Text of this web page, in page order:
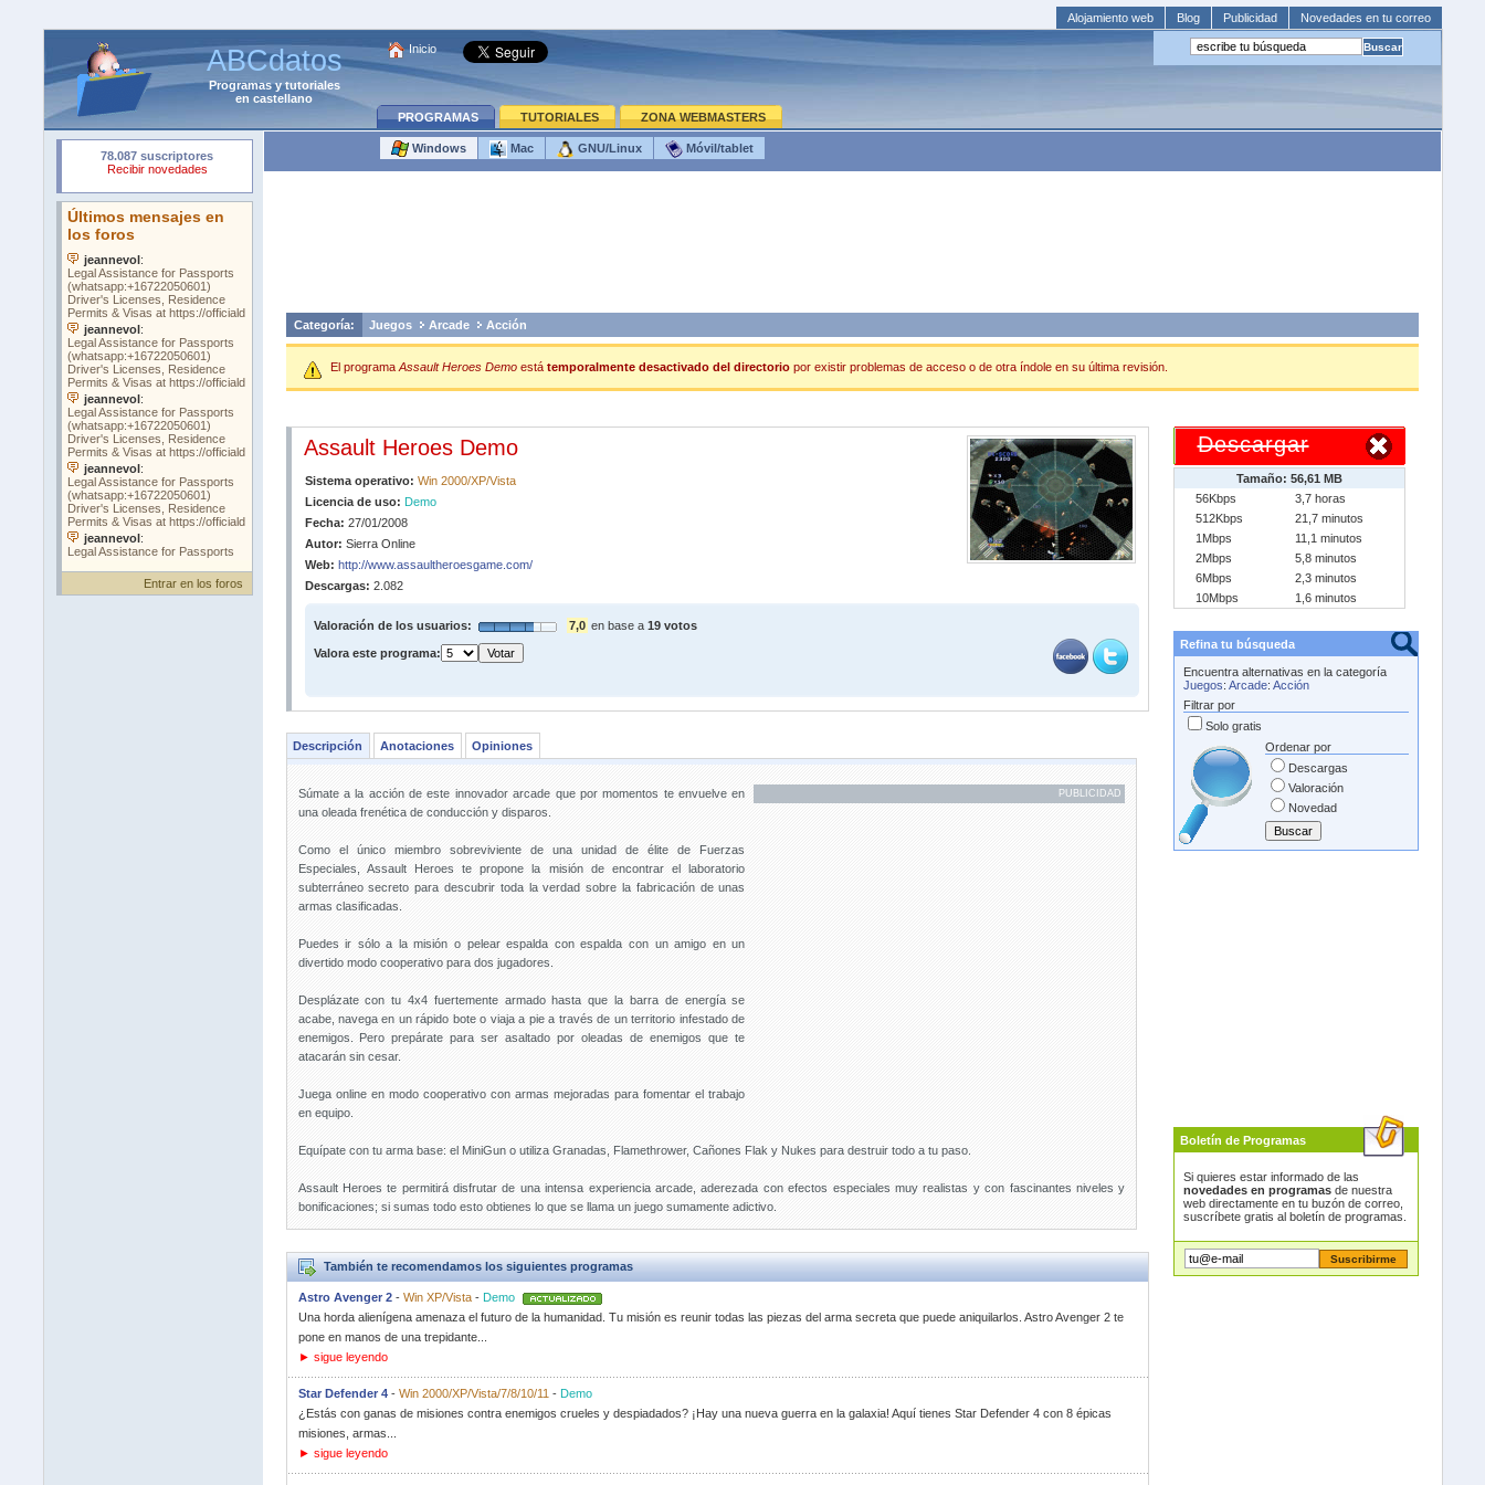
Alojamiento web Blog Publicidad Novedades en tu correo
ABCdatos
Programasytutoriales
en castellano
Inicio
PROGRAMAS TUTORIALES ZONA WEBMASTERS
Entrar en los foros
Windows Mac GNU/Linux Móvil/tablet
Categoría: Juegos Arcade Acción
El programa Assault Heroes Demoestá temporalmente desactivado del directoriopor existir problemas de acceso o de otra índole en su última revisión.
Assault Heroes Demo
Sistema operativo: Win 2000/XP/Vista
Licencia de uso: Demo
Fecha: 27/01/2008
Autor: Sierra Online
Web: http://www.assaultheroesgame.com/
Descargas: 2.082
Valoración de los usuarios: 7,0 en base a 19 votos
Valora este programa:
Descripción Anotaciones Opiniones
PUBLICIDAD
Súmate a la acción de este innovador arcade que por momentos te envuelve en
una oleada frenética de conducción y disparos.
Como el único miembro sobreviviente de una unidad de élite de Fuerzas
Especiales, Assault Heroes te propone la misión de encontrar el laboratorio
subterráneo secreto para descubrir toda la verdad sobre la fabricación de unas
armas clasificadas.
Puedes ir sólo a la misión o pelear espalda con espalda con un amigo en un
divertido modo cooperativo para dos jugadores.
Desplázate con tu 4x4 fuertemente armado hasta que la barra de energía se
acabe, navega en un rápido bote o viaja a pie a través de un territorio infestado de
enemigos. Pero prepárate para ser asaltado por oleadas de enemigos que te
atacarán sin cesar.
Juega online en modo cooperativo con armas mejoradas para fomentar el trabajo
en equipo.
Equípate con tu arma base: el MiniGun o utiliza Granadas, Flamethrower, Cañones Flak y Nukes para destruir todo a tu paso.
Assault Heroes te permitirá disfrutar de una intensa experiencia arcade, aderezada con efectos especiales muy realistas y con fascinantes niveles y
bonificaciones; si sumas todo esto obtienes lo que se llama un juego sumamente adictivo.
También te recomendamos los siguientes programas
Astro Avenger 2- Win XP/Vista- Demo
Una horda alienígena amenaza el futuro de la humanidad. Tu misión es reunir todas las piezas del arma secreta que puede aniquilarlos. Astro Avenger 2 te
pone en manos de una trepidante...
► sigue leyendo
Star Defender 4- Win 2000/XP/Vista/7/8/10/11 - Demo
¿Estás con ganas de misiones contra enemigos crueles y despiadados? ¡Hay una nueva guerra en la galaxia! Aquí tienes Star Defender 4 con 8 épicas
misiones, armas...
► sigue leyendo
Descargar
Tamaño: 56,61 MB
56Kbps
3,7 horas
512Kbps
21,7 minutos
1Mbps
11,1 minutos
2Mbps
5,8 minutos
6Mbps
2,3 minutos
10Mbps
1,6 minutos
Refina tu búsqueda
Encuentra alternativas en la categoría
Juegos: Arcade: Acción
Filtrar por
Solo gratis
Ordenar por
Descargas
Valoración
Novedad
Boletín de Programas
Si quieres estar informado de las
novedades en programasde nuestra
web directamente en tu buzón de correo,
suscríbete gratis al boletín de programas.